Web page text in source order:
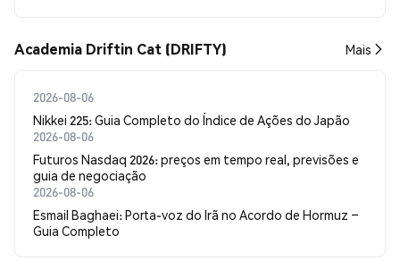
Academia Driftin Cat (DRIFTY) Mais
2026-08-06
Nikkei 225: Guia Completo do Índice de Ações do Japão
2026-08-06
Futuros Nasdaq 2026: preços em tempo real, previsões e
guia de negociação
2026-08-06
Esmail Baghaei: Porta-voz do Irã no Acordo de Hormuz –
Guia Completo